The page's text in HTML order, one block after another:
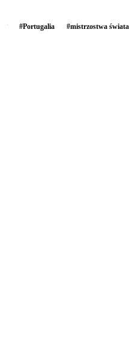
#Portugalia #mistrzostwa świata